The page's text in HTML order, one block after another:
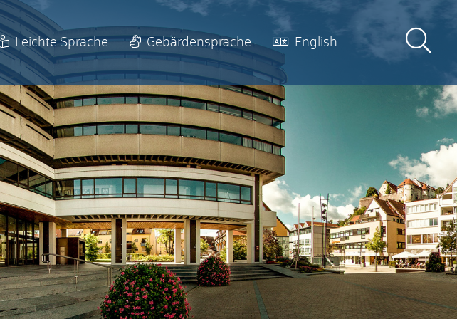
Leichte Sprache Gebärdensprache English